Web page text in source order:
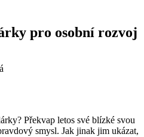
pro osobní rozvoj
Překvap letos své blízké svou
smysl. Jak jinak jim ukázat,